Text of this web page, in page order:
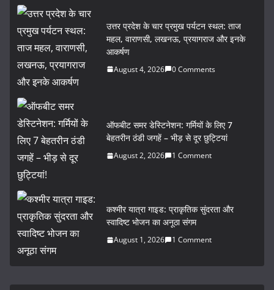
c
e
b
o
o
k
itt
er
ai
e
उत्तर प्रदेश के चार प्रमुख पर्यटन स्थल: ताज
महल, वाराणसी, लखनऊ, प्रयागराज और इनके
आकर्षण
August 4, 2026 0 Comments
ऑफबीट समर डेस्टिनेशन: गर्मियों के लिए 7
बेहतरीन ठंडी जगहें – भीड़ से दूर छुट्टियां
August 2, 2026 1 Comment
कश्मीर यात्रा गाइड: प्राकृतिक सुंदरता और
स्वादिष्ट भोजन का अनूठा संगम
August 1, 2026 1 Comment